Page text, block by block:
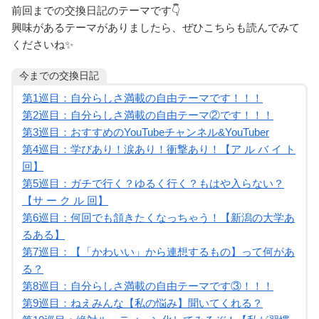
前回までの交換日記のテーマです👇
興味があるテーマがありましたら、ぜひこちらも読んでみて
くださいね✨
今までの交換日記
第1巡目：自分らしさ満載の自由テーマです！！！
第2巡目：自分らしさ満載の自由テーマ②です！！！
第3巡目：おすすめのYouTubeチャンネル&YouTuber
第4巡目：学びあり！涙あり！衝撃あり！【ア ル バ イ ト
回】
第5巡目：ガチで行く？ゆるく行く？もはや入らない？
【サ ー ク ル 回】
第6巡目：何回でも頷きたくなっちゃう！【新潟の大学あ
るある】
第7巡目：【「かわいい」から連想するもの】って何があ
る？
第8巡目：自分らしさ満載の自由テーマです③！！！
第9巡目：ねえみんな【私の悩み】聞いてくれる？